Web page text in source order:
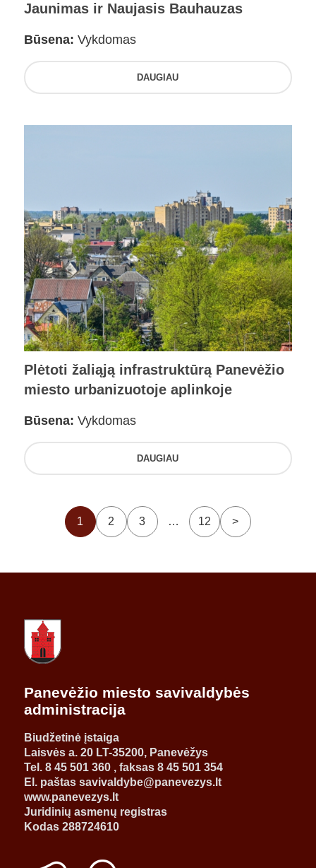
Jaunimas ir Naujasis Bauhauzas
Būsena: Vykdomas
DAUGIAU
Plėtoti žaliąją infrastruktūrą Panevėžio
miesto urbanizuotoje aplinkoje
Būsena: Vykdomas
DAUGIAU
1 2 3 … 12 >
Panevėžio miesto savivaldybės
administracija
Biudžetinė įstaiga
Laisvės a. 20 LT-35200, Panevėžys
Tel. 8 45 501 360 , faksas 8 45 501 354
El. paštas savivaldybe@panevezys.lt
www.panevezys.lt
Juridinių asmenų registras
Kodas 288724610